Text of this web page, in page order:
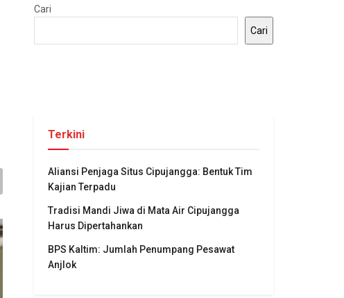
Cari
Cari
Terkini
Aliansi Penjaga Situs Cipujangga: Bentuk Tim
Kajian Terpadu
Tradisi Mandi Jiwa di Mata Air Cipujangga
Harus Dipertahankan
BPS Kaltim: Jumlah Penumpang Pesawat
Anjlok